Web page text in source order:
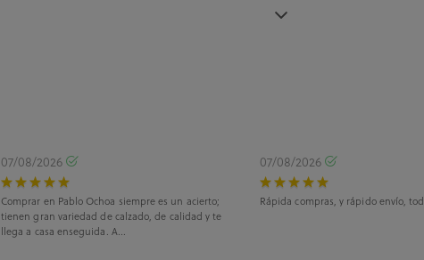
07/08/2026
Comprar en Pablo Ochoa siempre es un acierto;
tienen gran variedad de calzado, de calidad y te
llega a casa enseguida. A...
07/08/2026
Rápida compras, y rápido envío,